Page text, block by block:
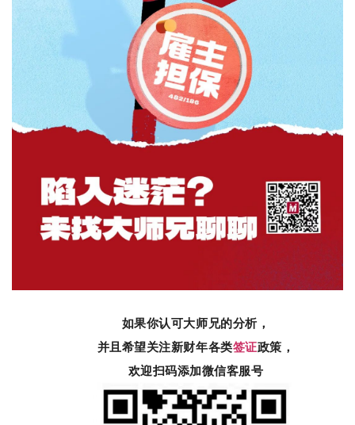
如果你认可大师兄的分析，
并且希望关注新财年各类签证
欢迎扫码添加微信客服号